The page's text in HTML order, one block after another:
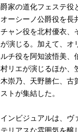
家の道化フェステ役
ーシーノ公爵役を長
ャン役を北村優衣、
演じる。加えて、オ
チ役を阿知波悟美、
リエが演じるほか、
崇乃、天野勝仁、古
トが集結した。
ンビジュアルは、ヴ